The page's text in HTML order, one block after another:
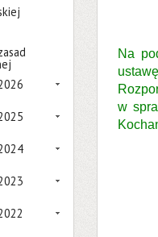
Na
w